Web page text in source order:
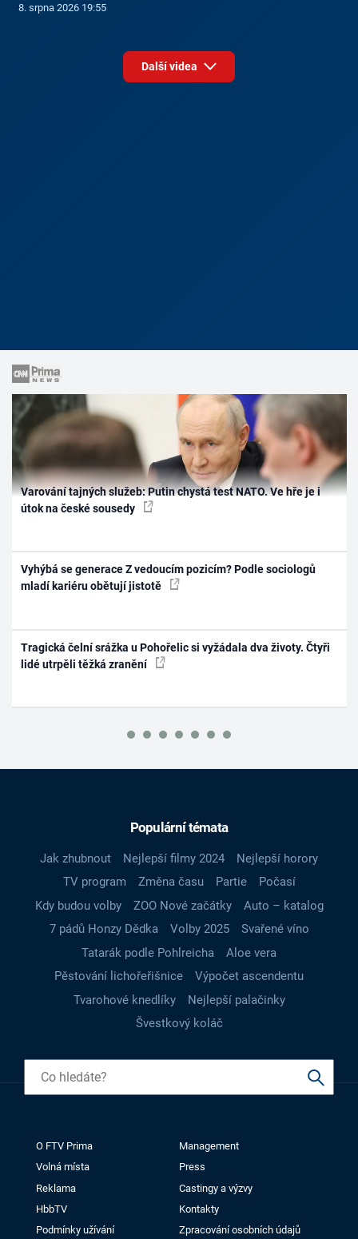
8. srpna 2026 19:55
Další videa
Varování tajných služeb: Putin chystá test NATO. Ve hře je i
útok na české sousedy
Vyhýbá se generace Z vedoucím pozicím? Podle sociologů
mladí kariéru obětují jistotě
Tragická čelní srážka u Pohořelic si vyžádala dva životy. Čtyři
lidé utrpěli těžká zranění
Populární témata
Jak zhubnout Nejlepší filmy 2024
Nejlepší horory
TV program
Změna času Partie
Počasí
Kdy budou volby
ZOO Nové začátky
Auto – katalog
7 pádů Honzy Dědka
Volby 2025
Svařené víno
Tatarák podle Pohlreicha
Aloe vera
Pěstování lichořeřišnice
Výpočet ascendentu
Tvarohové knedlíky
Nejlepší palačinky
Švestkový koláč
O FTV Prima
Management
Volná místa
Press
Reklama
Castingy a výzvy
HbbTV
Kontakty
Podmínky užívání
Zpracování osobních údajů